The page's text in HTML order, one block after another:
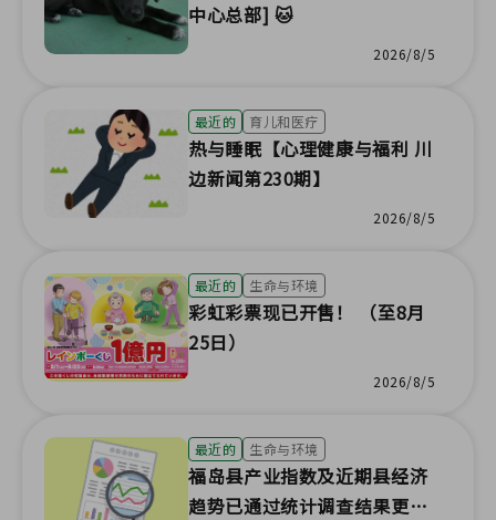
中心总部] 🐱
2026/8/5
最近的 育儿和医疗
热与睡眠【心理健康与福利 川
边新闻第230期】
2026/8/5
最近的 生命与环境
彩虹彩票现已开售！ （至8月
25日）
2026/8/5
最近的 生命与环境
福岛县产业指数及近期县经济
趋势已通过统计调查结果更